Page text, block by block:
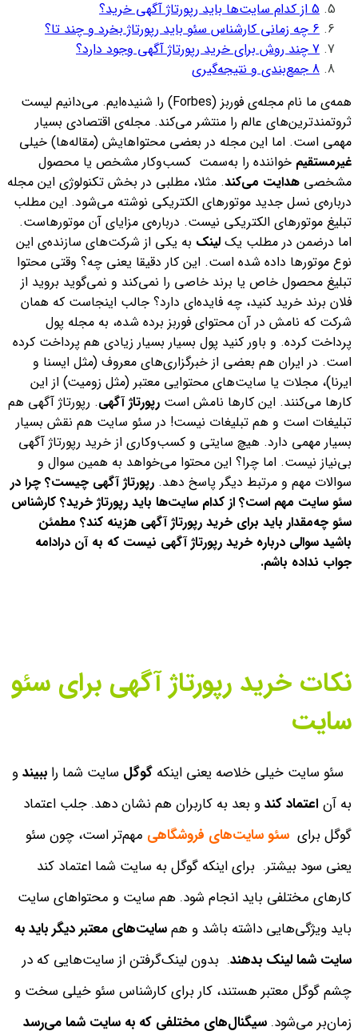
5 از کدام سایت‌ها باید رپورتاژ آگهی خرید؟
6 چه زمانی کارشناس سئو باید رپورتاژ بخرد و چند تا؟
7 چند روش‌ برای خرید رپورتاژ آگهی وجود دارد؟
8 جمع‌بندی و نتیجه‌گیری
همه‌‌ی ما نام مجله‌ی فوربز (Forbes) را شنیده‌ایم. می‌دانیم لیست
ثروتمند‌ترین‌های عالم را منتشر می‌کند. مجله‌ی اقتصادی بسیار
مهمی است. اما این مجله در بعضی محتواهایش (مقاله‌ها) خیلی
غیرمستقیم خواننده را به‌سمت کسب‌و‌کار مشخص یا محصول
مشخصی هدایت می‌کند. مثلا، مطلبی در بخش تکنولو‌ژی این مجله
درباره‌ی نسل جدید موتورهای الکتریکی نوشته می‌‌شود. این مطلب
تبلیغ موتورهای الکتریکی نیست. درباره‌ی مزایای آن‌ موتورهاست.
اما درضمن در مطلب یک لینک به یکی از شرکت‌های سازنده‌ی این
نوع موتورها داده شده است. این کار دقیقا یعنی چه؟ وقتی محتوا
تبلیغ محصول خاص یا برند خاصی را نمی‌کند و نمی‌گوید بروید از
فلان برند خرید کنید، چه فایده‌ای دارد؟ جالب اینجاست که همان
شرکت که نامش در آن محتوای فوربز برده شده، به مجله پول
پرداخت کرده. و باور کنید پول بسیار بسیار زیادی هم پرداخت کرده
است. در ایران هم بعضی از خبرگزاری‌های معروف (مثل ایسنا و
ایرنا)، مجلات یا سایت‌های محتوایی معتبر (مثل زومیت) از این
کارها می‌کنند. این کارها نامش است رپورتاژ آگهی. رپورتاژ آگهی هم
تبلیغات است و هم تبلیغات نیست! در سئو سایت هم نقش بسیار
بسیار مهمی دارد. هیچ سایتی و کسب‌وکاری از خرید رپورتاژ آگهی
بی‌نیاز نیست. اما چرا؟ این محتوا می‌خواهد به همین سوال و
سوالات مهم و مرتبط دیگر پاسخ دهد. رپورتاژ آگهی چیست؟ چرا در
سئو سایت مهم است؟ از کدام سایت‌ها باید رپورتاژ خرید؟ کارشناس
سئو چه‌مقدار باید برای خرید رپورتاژ آگهی هزینه کند؟ مطمئن
باشید سوالی درباره خرید رپورتاژ آگهی نیست که به آن درادامه
جواب نداده باشم.
نکات خرید رپورتاژ آگهی برای سئو
سایت
سئو سایت خیلی خلاصه یعنی اینکه گوگل سایت شما را ببیند و
به آن اعتماد کند و بعد به کاربران هم نشان دهد. جلب اعتماد
گوگل برای سئو سایت‌های فروشگاهی مهم‌تر است، چون سئو
یعنی سود بیشتر. برای اینکه گوگل به سایت شما اعتماد کند
کارهای مختلفی باید انجام شود. هم سایت و محتواهای سایت
باید ویژگی‌هایی داشته باشد و همسایت‌های معتبر دیگر باید به
سایت شما لینک بدهند. بدون لینک‌گرفتن از سایت‌هایی که در
چشم گوگل معتبر هستند، کار برای کارشناس سئو خیلی سخت و
زمان‌بر می‌شود. سیگنال‌های مختلفی که به سایت شما می‌رسد